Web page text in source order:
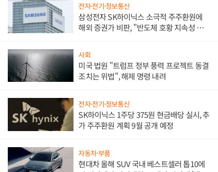
전자·전기·정보통신
삼성전자 SK하이닉스 소극적 주주환원에
해외 증권가 비판, "반도체 호황 지속성 의
사회
미국 법원 "트럼프 정부 풍력 프로젝트 동결
조치는 위법", 해제 명령 내려
전자·전기·정보통신
SK하이닉스 1주당 375원 현금배당 실시, 추
가 주주환원 계획 9월 공개 예정
자동차·부품
현대차 올해 SUV 국내 베스트셀러 톱10에